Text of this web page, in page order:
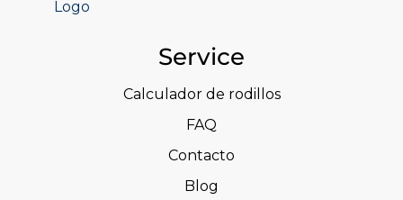
Service
Calculador de rodillos
FAQ
Contacto
Blog